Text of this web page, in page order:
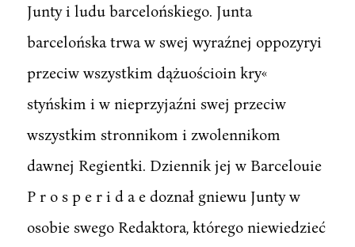
Junty i ludu barcelońskiego. Junta
barcelońska trwa w swej wyraźnej oppozyryi
przeciw wszystkim dążuościoin kry«
styńskim i w nieprzyjaźni swej przeciw
wszystkim stronnikom i zwolennikom
dawnej Regientki. Dziennik jej w Barcelouie
P r o s p e r i d a e doznał gniewu Junty w
osobie swego Redaktora, którego niewiedzieć